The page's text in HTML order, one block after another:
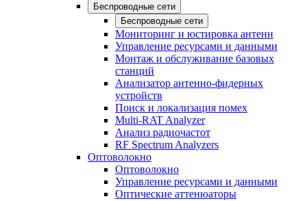
Беспроводные сети
Беспроводные сети
Мониторинг и юстировка антенн
Управление ресурсами и данными
Монтаж и обслуживание базовых
станций
Анализатор антенно-фидерных
устройств
Поиск и локализация помех
Multi-RAT Analyzer
Анализ радиочастот
RF Spectrum Analyzers
Оптоволокно
Оптоволокно
Управление ресурсами и данными
Оптические aттенюаторы